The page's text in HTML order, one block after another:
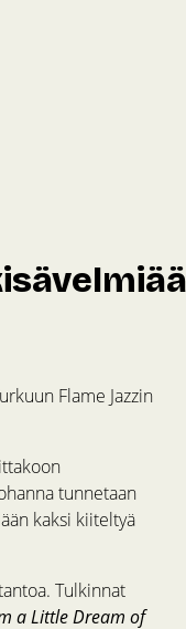
Flame Jazzin
tunnetaan
kaksi kiiteltyä
Tulkinnat
a Little Dream of